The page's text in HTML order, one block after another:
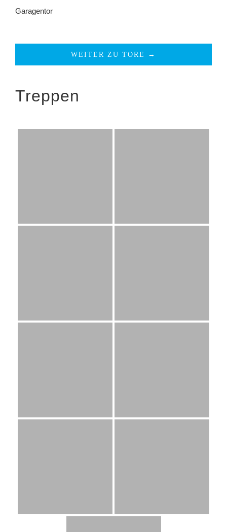
Garagentor
WEITER ZU TORE →
Treppen